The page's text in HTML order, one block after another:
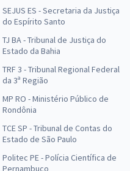
SEJUS ES - Secretaria da Justiça
do Espírito Santo
TJ BA - Tribunal de Justiça do
Estado da Bahia
TRF 3 - Tribunal Regional Federal
da 3ª Região
MP RO - Ministério Público de
Rondônia
TCE SP - Tribunal de Contas do
Estado de São Paulo
Politec PE - Polícia Científica de
Pernambuco